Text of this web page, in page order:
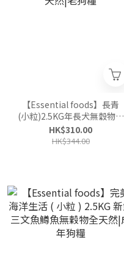
【Essential foods】長青
(小粒)2.5KG年長犬無穀物全
天然|老狗糧
HK$310.00
HK$344.00